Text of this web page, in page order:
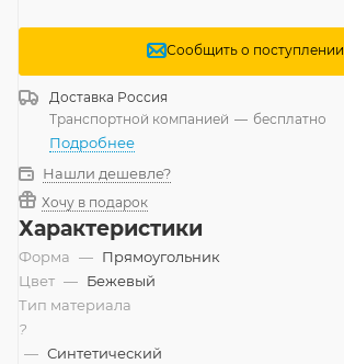
Сообщить о поступлении
Доставка Россия
Транспортной компанией — бесплатно
Подробнее
Нашли дешевле?
Хочу в подарок
Характеристики
Форма — Прямоугольник
Цвет — Бежевый
Тип материала
?
— Синтетический